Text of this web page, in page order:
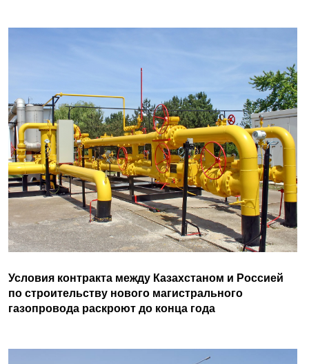
Условия контракта между Казахстаном и Россией
по строительству нового магистрального
газопровода раскроют до конца года